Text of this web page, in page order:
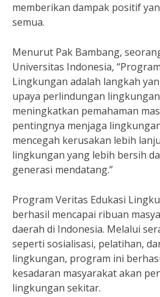
memberikan dampak positif
semua.
Menurut Pak Bambang,
Universitas Indonesia,
Lingkungan adalah langkah
upaya perlindungan
meningkatkan pemahaman
pentingnya menjaga
mencegah kerusakan lebih
lingkungan yang lebih bersih
generasi mendatang.”
Program Veritas Edukasi
berhasil mencapai ribuan
daerah di Indonesia. Melalui
seperti sosialisasi, pelatihan,
lingkungan, program ini
kesadaran masyarakat akan
lingkungan sekitar.